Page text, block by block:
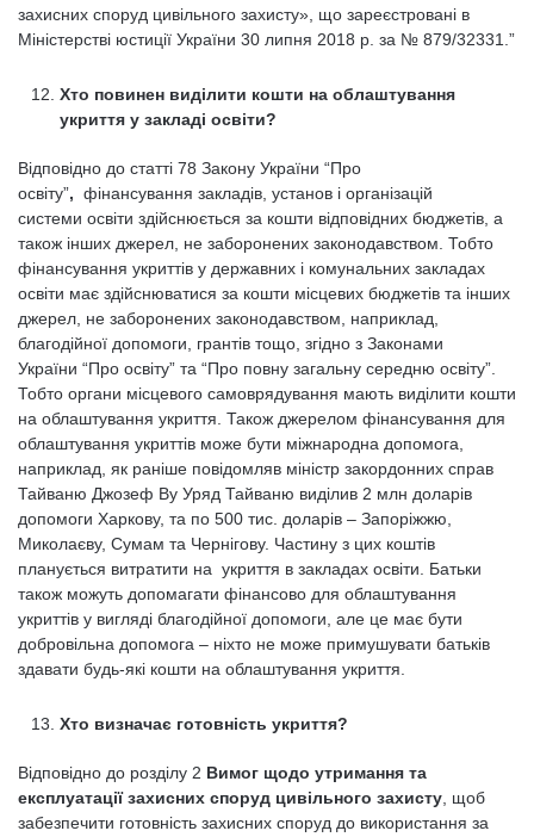
захисних споруд цивільного захисту», що зареєстровані в
Міністерстві юстиції України 30 липня 2018 р. за № 879/32331.”
Хто повинен виділити кошти на облаштування
укриття у закладі освіти?
Відповідно до статті 78 Закону України “Про
освіту”, фінансування закладів, установ і організацій
системи освіти здійснюється за кошти відповідних бюджетів, а
також інших джерел, не заборонених законодавством. Тобто
фінансування укриттів у державних і комунальних закладах
освіти має здійснюватися за кошти місцевих бюджетів та інших
джерел, не заборонених законодавством, наприклад,
благодійної допомоги, грантів тощо, згідно з Законами
України “Про освіту” та “Про повну загальну середню освіту”.
Тобто органи місцевого самоврядування мають виділити кошти
на облаштування укриття. Також джерелом фінансування для
облаштування укриттів може бути міжнародна допомога,
наприклад, як раніше повідомляв міністр закордонних справ
Тайваню Джозеф Ву Уряд Тайваню виділив 2 млн доларів
допомоги Харкову, та по 500 тис. доларів – Запоріжжю,
Миколаєву, Сумам та Чернігову. Частину з цих коштів
планується витратити на укриття в закладах освіти. Батьки
також можуть допомагати фінансово для облаштування
укриттів у вигляді благодійної допомоги, але це має бути
добровільна допомога – ніхто не може примушувати батьків
здавати будь-які кошти на облаштування укриття.
Хто визначає готовність укриття?
Відповідно до розділу 2 Вимог щодо утримання та
експлуатації захисних споруд цивільного захисту , щоб
забезпечити готовність захисних споруд до використання за